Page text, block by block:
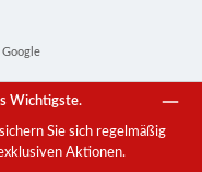
Wichtigste.
Sie sich regelmäßig
Aktionen.